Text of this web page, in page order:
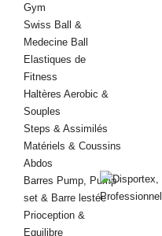
Gym
Swiss Ball &
Medecine Ball
Elastiques de
Fitness
Haltères Aerobic &
Souples
Steps & Assimilés
Matériels & Coussins
Abdos
Barres Pump, Pump
set & Barre lestée
Prioception &
Equilibre